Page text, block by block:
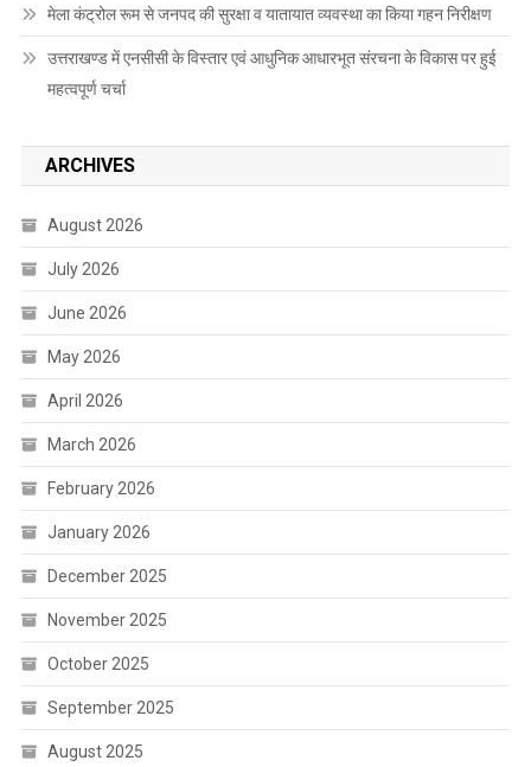
मेला कंट्रोल रूम से जनपद की सुरक्षा व यातायात व्यवस्था का किया गहन निरीक्षण
उत्तराखण्ड में एनसीसी के विस्तार एवं आधुनिक आधारभूत संरचना के विकास पर हुई
महत्वपूर्ण चर्चा
ARCHIVES
August 2026
July 2026
June 2026
May 2026
April 2026
March 2026
February 2026
January 2026
December 2025
November 2025
October 2025
September 2025
August 2025